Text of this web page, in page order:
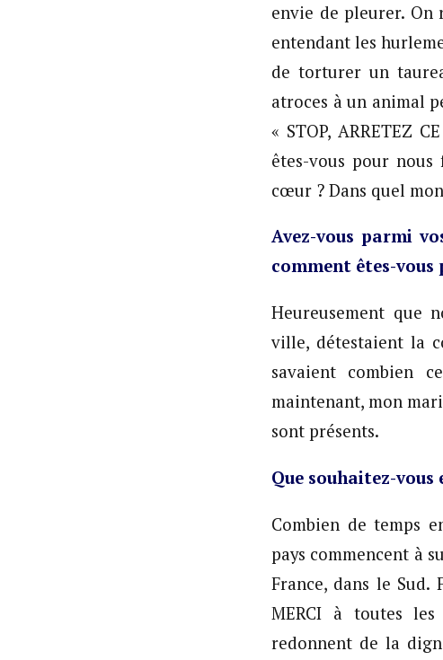
envie de pleurer. On
entendant les
de torturer un
atroces à un animal
« STOP, ARRETEZ
êtes-vous pour
cœur ? Dans quel
Avez-vous parmi
comment êtes-vous
Heureusement que
ville, détestaient la
savaient combien
maintenant, mon
sont présents.
Que souhaitez-
Combien de temps
pays commencent à
France, dans le
MERCI à toutes
redonnent de la